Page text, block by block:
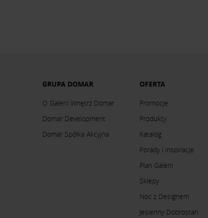
GRUPA DOMAR
O Galerii Wnętrz Domar
Domar Development
Domar Spółka Akcyjna
OFERTA
Promocje
Produkty
Katalog
Porady i inspiracje
Plan Galerii
Sklepy
Noc z Designem
Jesienny Dobrostan